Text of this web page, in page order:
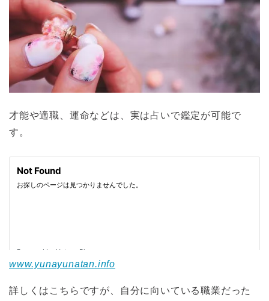
才能や適職、運命などは、実は占いで鑑定が可能で
す。
www.yunayunatan.info
詳しくはこちらですが、自分に向いている職業だった